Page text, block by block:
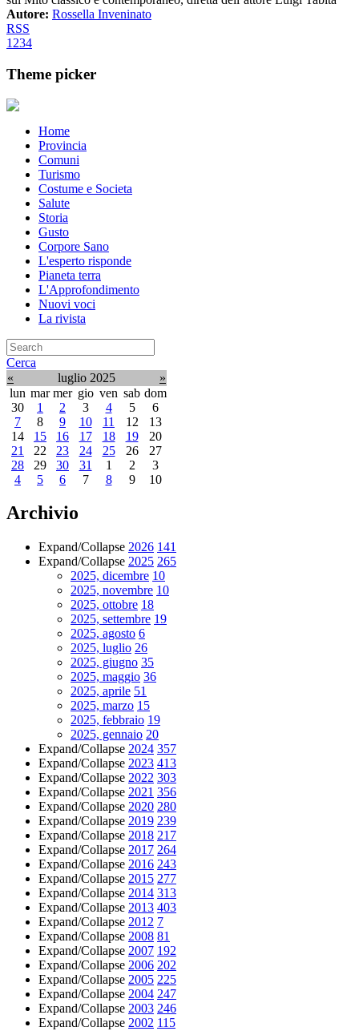
Autore: Rossella Inveninato
RSS
1 234
Theme picker
Home
Provincia
Comuni
Turismo
Costume e Societa
Salute
Storia
Gusto
Corpore Sano
L'esperto risponde
Pianeta terra
L'Approfondimento
Nuovi voci
La rivista
Cerca
«
luglio 2025
»
lun mar mer gio ven sab dom
30
1 2 3 4 5
6
7
8 9 10 11 12
13
14
15 16 17 18 19
20
21
22 23 24 25 26
27
28
29 30 31 1 2
3
4
5 6 7 8 9 10
Archivio
Expand/Collapse 2026 141
Expand/Collapse 2025 265
2025, dicembre 10
2025, novembre 10
2025, ottobre 18
2025, settembre 19
2025, agosto 6
2025, luglio 26
2025, giugno 35
2025, maggio 36
2025, aprile 51
2025, marzo 15
2025, febbraio 19
2025, gennaio 20
Expand/Collapse 2024 357
Expand/Collapse 2023 413
Expand/Collapse 2022 303
Expand/Collapse 2021 356
Expand/Collapse 2020 280
Expand/Collapse 2019 239
Expand/Collapse 2018 217
Expand/Collapse 2017 264
Expand/Collapse 2016 243
Expand/Collapse 2015 277
Expand/Collapse 2014 313
Expand/Collapse 2013 403
Expand/Collapse 2012 7
Expand/Collapse 2008 81
Expand/Collapse 2007 192
Expand/Collapse 2006 202
Expand/Collapse 2005 225
Expand/Collapse 2004 247
Expand/Collapse 2003 246
Expand/Collapse 2002 115